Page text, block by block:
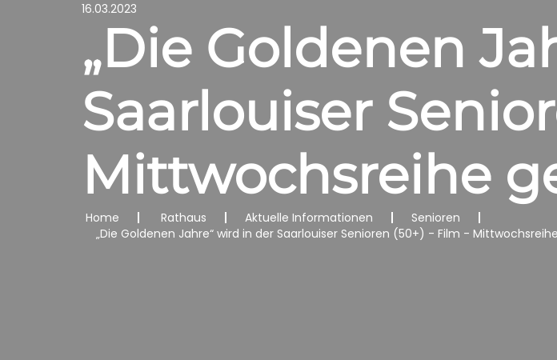
16.03.2023
„Die Goldenen
Saarlouiser
Mittwochsreihe
Home Rathaus Aktuelle Informationen
Senioren
„Die Goldenen Jahre“ wird in der Saarlouiser Senioren (50+) - Film -